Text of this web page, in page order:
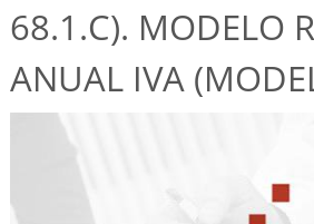
68.1.C). MODELO
ANUAL IVA